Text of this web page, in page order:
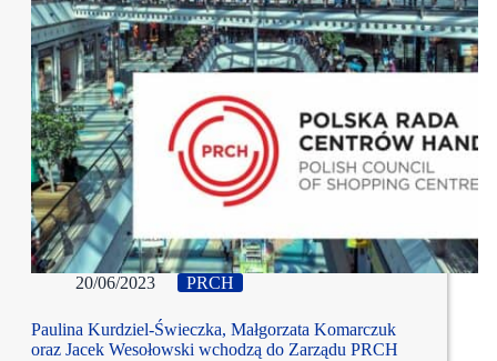
20/06/2023 PRCH
Paulina Kurdziel-Świeczka, Małgorzata Komarczuk
oraz Jacek Wesołowski wchodzą do Zarządu PRCH